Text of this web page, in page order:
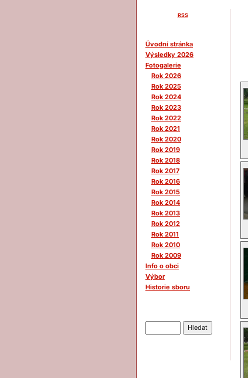
RSS
Úvodní stránka
Výsledky 2026
Fotogalerie
Rok 2026
Rok 2025
Rok 2024
Rok 2023
Rok 2022
Rok 2021
Rok 2020
Rok 2019
Rok 2018
Rok 2017
Rok 2016
Rok 2015
Rok 2014
Rok 2013
Rok 2012
Rok 2011
Rok 2010
Rok 2009
Info o obci
Výbor
Historie sboru